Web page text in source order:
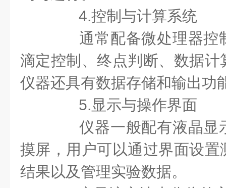
4.控制与计算系统
通常配备微处理器控
滴定控制、终点判断、数据
仪器还具有数据存储和输出功
5.显示与操作界面
仪器一般配有液晶显
摸屏，用户可以通过界面设
结果以及管理实验数据。